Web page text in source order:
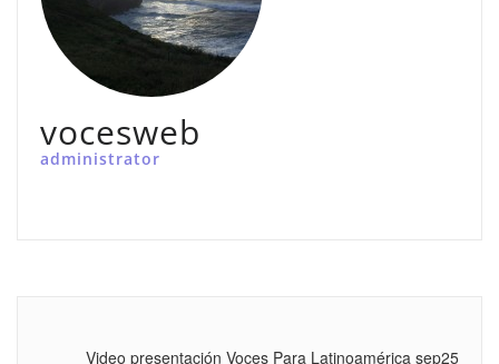
vocesweb
administrator
Video presentación Voces Para Latinoamérica sep25